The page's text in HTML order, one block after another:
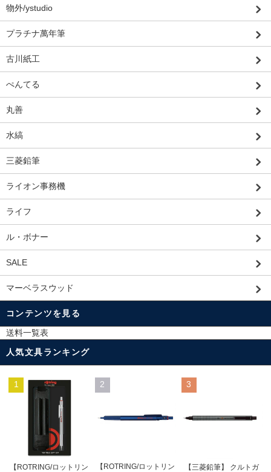
物外/ystudio
プラチナ萬年筆
古川紙工
ぺんてる
丸善
水縞
三菱鉛筆
ライオン事務機
ライフ
ル・ボナー
SALE
マーベラスウッド
コンテンツを見る
送料一覧表
人気文具ランキング
1
【ROTRING/ロットリン
2
【ROTRING/ロットリン
3
【三菱鉛筆】 クルトガ